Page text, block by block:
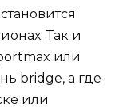
Так и
или
bridge, а где-
или